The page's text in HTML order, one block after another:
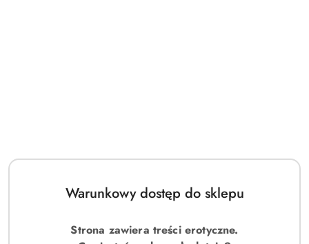
Warunkowy dostęp do sklepu
Strona zawiera treści erotyczne.